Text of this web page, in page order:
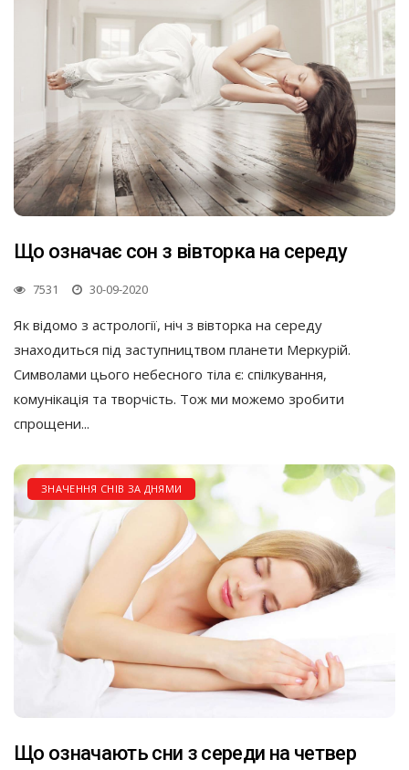
Що означає сон з вівторка на середу
7531 30-09-2020
Як відомо з астрології, ніч з вівторка на середу
знаходиться під заступництвом планети Меркурій.
Символами цього небесного тіла є: спілкування,
комунікація та творчість. Тож ми можемо зробити
спрощени...
ЗНАЧЕННЯ СНІВ ЗА ДНЯМИ
Що означають сни з середи на четвер